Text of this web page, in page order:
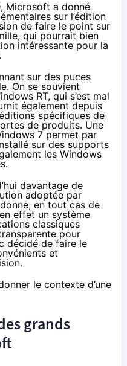
Microsoft a donné
sur l’édition
de faire le point sur
qui pourrait bien
intéressante pour la
sur des puces
On se souvient
RT, qui s’est mal
également depuis
spécifiques de
de produits. Une
7permet par
sur des supports
les Windows
.
davantage de
adoptée par
en tout cas de
effet un système
classiques
pour
décidé de faire le
et
le contexte d’une
grands